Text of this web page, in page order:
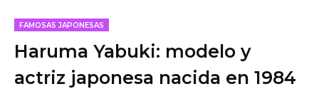
FAMOSAS JAPONESAS
Haruma Yabuki: modelo y
actriz japonesa nacida en 1984